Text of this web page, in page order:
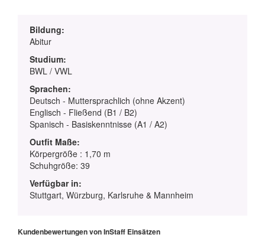
Bildung:
Abitur
Studium:
BWL / VWL
Sprachen:
Deutsch - Muttersprachlich (ohne Akzent)
Englisch - Fließend (B1 / B2)
Spanisch - Basiskenntnisse (A1 / A2)
Outfit Maße:
Körpergröße : 1,70 m
Schuhgröße: 39
Verfügbar in:
Stuttgart, Würzburg, Karlsruhe & Mannheim
Kundenbewertungen von InStaff Einsätzen